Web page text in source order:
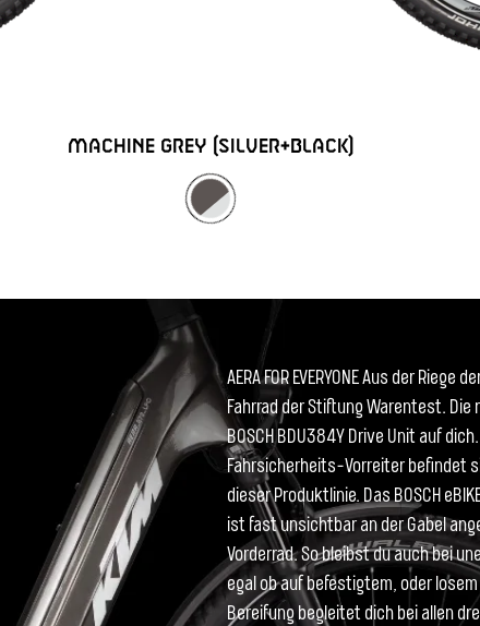
MACHINE GREY (SILVER+BLACK)
AERA FOR EVERYONE Aus der
Fahrrad der Stiftung Warentest. Die
BOSCH BDU384Y Drive Unit auf dich.
Fahrsicherheits-Vorreiter befindet
dieser Produktlinie. Das BOSCH
ist fast unsichtbar an der Gabel
Vorderrad. So bleibst du auch bei
egal ob auf befestigtem, oder
Bereifung begleitet dich bei allen